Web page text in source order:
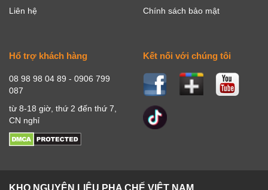
Liên hệ
Chính sách bảo mật
Hổ trợ khách hàng
08 98 98 04 89 - 0906 799
087
từ 8-18 giờ, thứ 2 đến thứ 7,
CN nghỉ
Kết nối với chúng tôi
KHO NGUYÊN LIỆU PHA CHẾ VIỆT NAM